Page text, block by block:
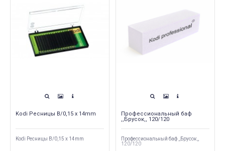
Kodi Ресницы B/0,15 x 14mm
Kodi Ресницы B/0,15 x 14mm
Профессиональный баф
,,Брусок,, 120/120
Профессиональный баф ,,Брусок,,
120/120